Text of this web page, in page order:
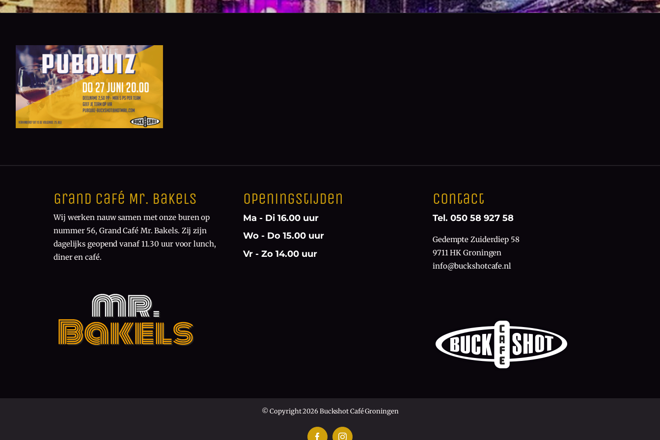
Grand Café Mr. Bakels
Wij werken nauw samen met onze buren op
nummer 56, Grand Café Mr. Bakels. Zij zijn
dagelijks geopend vanaf 11.30 uur voor lunch,
diner en café.
Openingstijden
Ma - Di 16.00 uur
Wo - Do 15.00 uur
Vr - Zo 14.00 uur
Contact
Tel. 050 58 927 58
Gedempte Zuiderdiep 58
9711 HK Groningen
info@buckshotcafe.nl
© Copyright 2026 Buckshot Café Groningen